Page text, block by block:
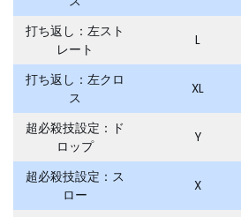
打ち返し：左スト
レート
L
打ち返し：左クロ
ス
XL
超必殺技設定：ド
ロップ
Y
超必殺技設定：ス
ロー
X